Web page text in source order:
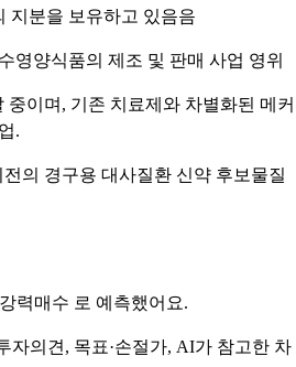
지분을 보유하고 있음음
영양식품의 제조 및 판매 사업 영위
중이며, 기존 치료제와 차별화된 메커
.
의 경구용 대사질환 신약 후보물질
력매수 로 예측했어요.
자의견, 목표·손절가, AI가 참고한 차